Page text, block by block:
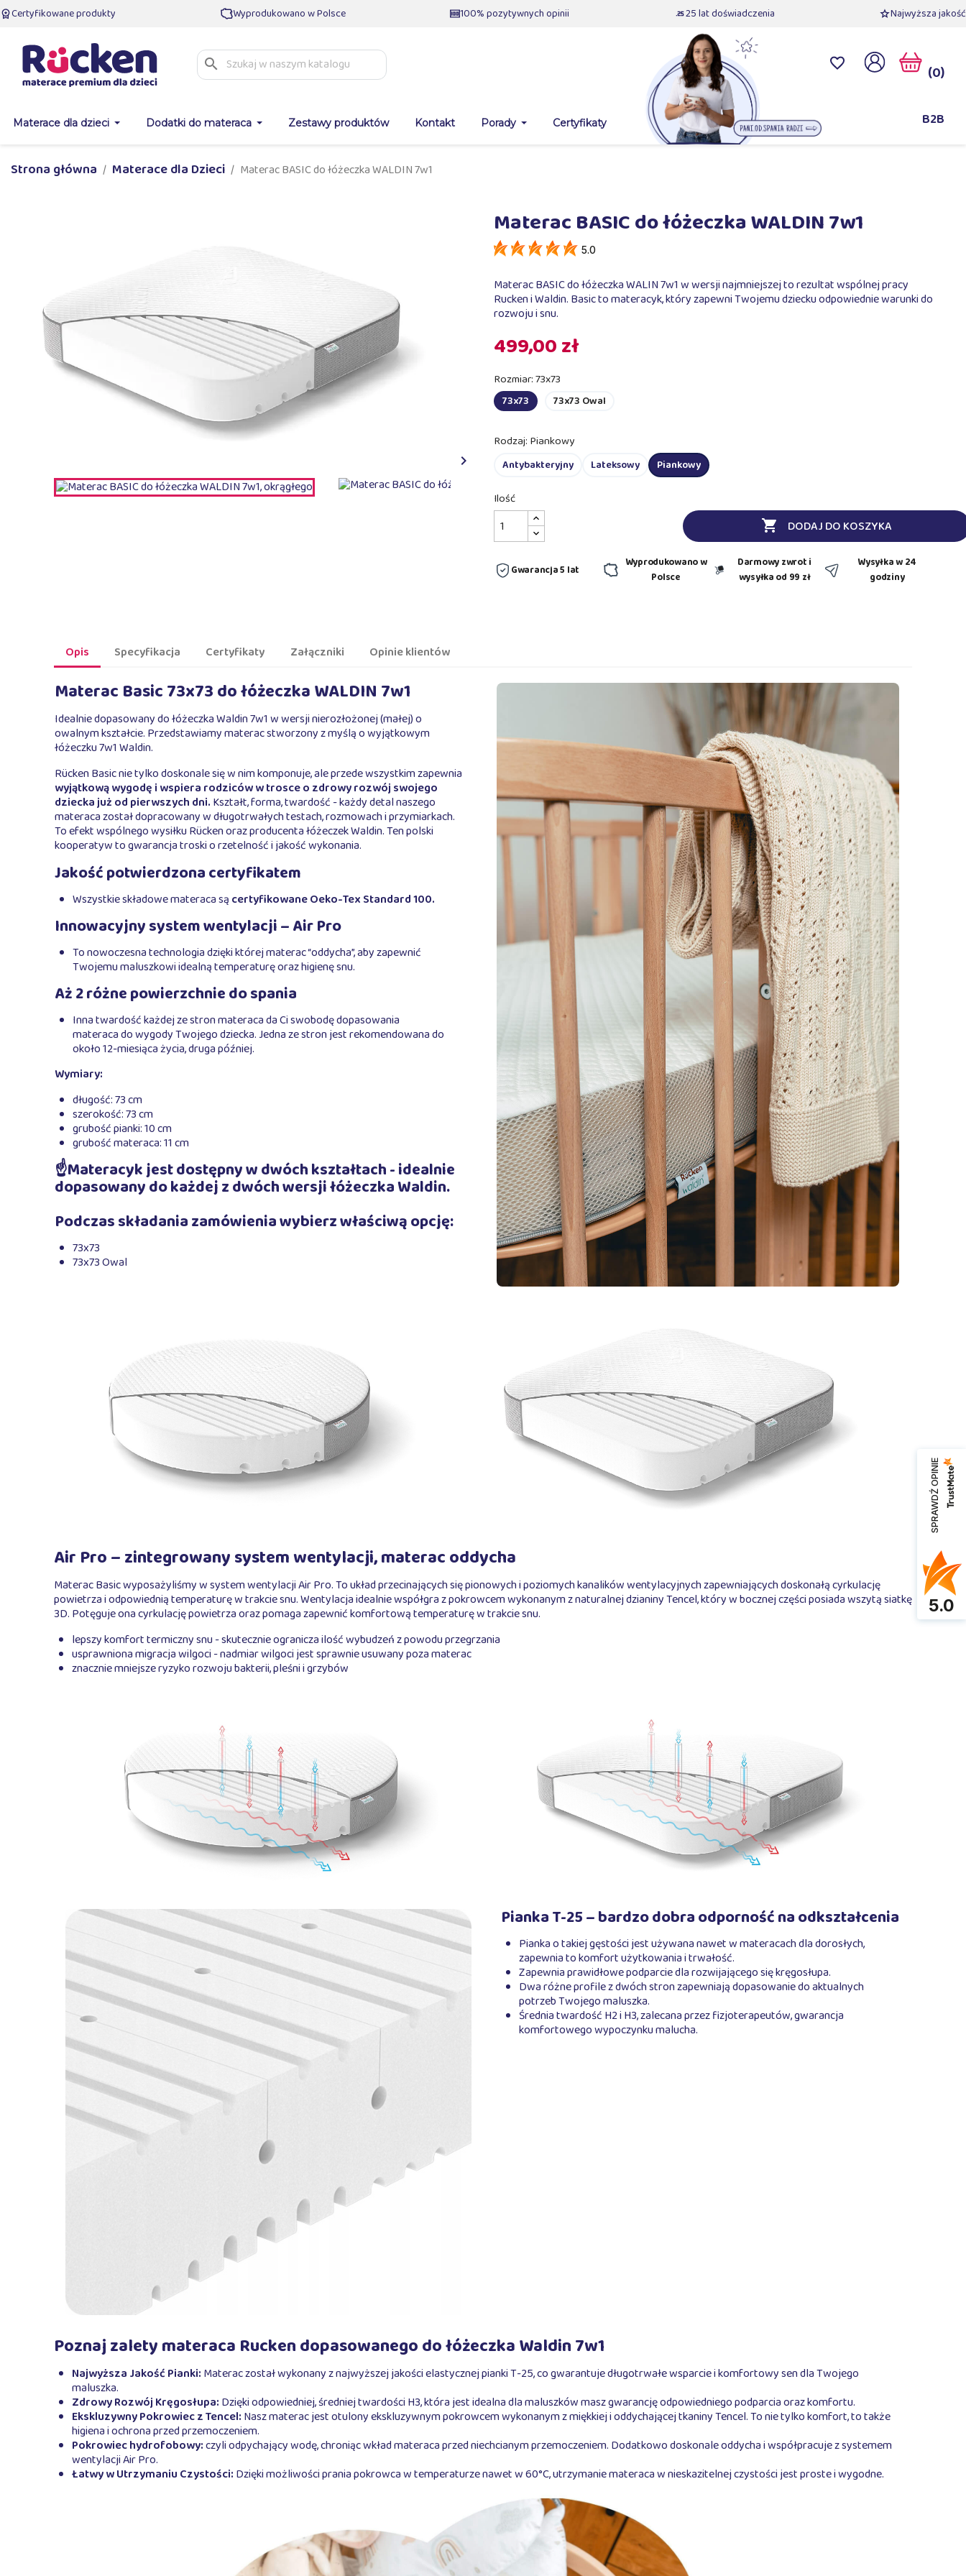
Certyfikowane produkty Wyprodukowano w Polsce 100% pozytywnych opinii 25 lat doświadczenia Najwyższa jakość
(0)
search
Materace dla dzieci Dodatki do materaca Zestawy produktów Kontakt Porady Certyfikaty B2B
Strona główna Materace dla Dzieci Materac BASIC do łóżeczka WALDIN 7w1

Materac BASIC do łóżeczka WALDIN 7w1
5.0
Materac BASIC do łóżeczka WALIN 7w1 w wersji najmniejszej to rezultat wspólnej pracy
Rucken i Waldin. Basic to materacyk, który zapewni Twojemu dziecku odpowiednie warunki do
rozwoju i snu.
499,00 zł
Rozmiar: 73x73
73x73 73x73 Owal
Rodzaj: Piankowy
Antybakteryjny Lateksowy Piankowy
Ilość

DODAJ DO KOSZYKA
Gwarancja 5 lat
Wyprodukowano w
Polsce
Darmowy zwrot i
wysyłka od 99 zł
Wysyłka w 24
godziny
Opis Specyfikacja Certyfikaty Załączniki Opinie klientów
Materac Basic 73x73 do łóżeczka WALDIN 7w1
Idealnie dopasowany do łóżeczka Waldin 7w1 w wersji nierozłożonej (małej) o
owalnym kształcie. Przedstawiamy materac stworzony z myślą o wyjątkowym
łóżeczku 7w1 Waldin.
Rücken Basic nie tylko doskonale się w nim komponuje, ale przede wszystkim zapewnia
wyjątkową wygodę i wspiera rodziców w trosce o zdrowy rozwój swojego
dziecka już od pierwszych dni. Kształt, forma, twardość - każdy detal naszego
materaca został dopracowany w długotrwałych testach, rozmowach i przymiarkach.
To efekt wspólnego wysiłku Rücken oraz producenta łóżeczek Waldin. Ten polski
kooperatyw to gwarancja troski o rzetelność i jakość wykonania.
Jakość potwierdzona certyfikatem
Wszystkie składowe materaca są certyfikowane Oeko-Tex Standard 100.
Innowacyjny system wentylacji – Air Pro
To nowoczesna technologia dzięki której materac “oddycha”, aby zapewnić
Twojemu maluszkowi idealną temperaturę oraz higienę snu.
Aż 2 różne powierzchnie do spania
Inna twardość każdej ze stron materaca da Ci swobodę dopasowania
materaca do wygody Twojego dziecka. Jedna ze stron jest rekomendowana do
około 12-miesiąca życia, druga później.
Wymiary:
długość: 73 cm
szerokość: 73 cm
grubość pianki: 10 cm
grubość materaca: 11 cm
☝Materacyk jest dostępny w dwóch kształtach - idealnie
dopasowany do każdej z dwóch wersji łóżeczka Waldin.
Podczas składania zamówienia wybierz właściwą opcję:
73x73
73x73 Owal
Air Pro – zintegrowany system wentylacji, materac oddycha
Materac Basic wyposażyliśmy w system wentylacji Air Pro. To układ przecinających się pionowych i poziomych kanalików wentylacyjnych zapewniających doskonałą cyrkulację
powietrza i odpowiednią temperaturę w trakcie snu. Wentylacja idealnie współgra z pokrowcem wykonanym z naturalnej dzianiny Tencel, który w bocznej części posiada wszytą siatkę
3D. Potęguje ona cyrkulację powietrza oraz pomaga zapewnić komfortową temperaturę w trakcie snu.
lepszy komfort termiczny snu - skutecznie ogranicza ilość wybudzeń z powodu przegrzania
usprawniona migracja wilgoci - nadmiar wilgoci jest sprawnie usuwany poza materac
znacznie mniejsze ryzyko rozwoju bakterii, pleśni i grzybów
Pianka T-25 – bardzo dobra odporność na odkształcenia
Pianka o takiej gęstości jest używana nawet w materacach dla dorosłych,
zapewnia to komfort użytkowania i trwałość.
Zapewnia prawidłowe podparcie dla rozwijającego się kręgosłupa.
Dwa różne profile z dwóch stron zapewniają dopasowanie do aktualnych
potrzeb Twojego maluszka.
Średnia twardość H2 i H3, zalecana przez fizjoterapeutów, gwarancja
komfortowego wypoczynku malucha.
Poznaj zalety materaca Rucken dopasowanego do łóżeczka Waldin 7w1
Najwyższa Jakość Pianki: Materac został wykonany z najwyższej jakości elastycznej pianki T-25, co gwarantuje długotrwałe wsparcie i komfortowy sen dla Twojego
maluszka.
Zdrowy Rozwój Kręgosłupa: Dzięki odpowiedniej, średniej twardości H3, która jest idealna dla maluszków masz gwarancję odpowiedniego podparcia oraz komfortu.
Ekskluzywny Pokrowiec z Tencel: Nasz materac jest otulony ekskluzywnym pokrowcem wykonanym z miękkiej i oddychającej tkaniny Tencel. To nie tylko komfort, to także
higiena i ochrona przed przemoczeniem.
Pokrowiec hydrofobowy:czyli odpychający wodę, chroniąc wkład materaca przed niechcianym przemoczeniem. Dodatkowo doskonale oddycha i współpracuje z systemem
wentylacji Air Pro.
Łatwy w Utrzymaniu Czystości: Dzięki możliwości prania pokrowca w temperaturze nawet w 60°C, utrzymanie materaca w nieskazitelnej czystości jest proste i wygodne.
SPRAWDŹ OPINIE
5.0